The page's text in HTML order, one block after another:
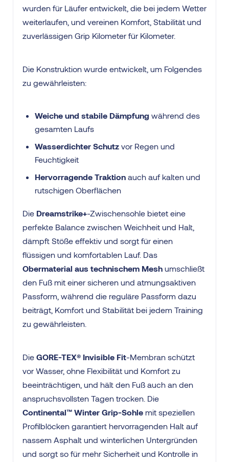
wurden für Läufer entwickelt, die bei jedem Wetter
weiterlaufen, und vereinen Komfort, Stabilität und
zuverlässigen Grip Kilometer für Kilometer.
Die Konstruktion wurde entwickelt, um Folgendes
zu gewährleisten:
Weiche und stabile Dämpfung während des
gesamten Laufs
Wasserdichter Schutz vor Regen und
Feuchtigkeit
Hervorragende Traktion auch auf kalten und
rutschigen Oberflächen
Die Dreamstrike+-Zwischensohle bietet eine
perfekte Balance zwischen Weichheit und Halt,
dämpft Stöße effektiv und sorgt für einen
flüssigen und komfortablen Lauf. Das
Obermaterial aus technischem Mesh umschließt
den Fuß mit einer sicheren und atmungsaktiven
Passform, während die reguläre Passform dazu
beiträgt, Komfort und Stabilität bei jedem Training
zu gewährleisten.
Die GORE-TEX® Invisible Fit-Membran schützt
vor Wasser, ohne Flexibilität und Komfort zu
beeinträchtigen, und hält den Fuß auch an den
anspruchsvollsten Tagen trocken. Die
Continental™ Winter Grip-Sohle mit speziellen
Profilblöcken garantiert hervorragenden Halt auf
nassem Asphalt und winterlichen Untergründen
und sorgt so für mehr Sicherheit und Kontrolle in